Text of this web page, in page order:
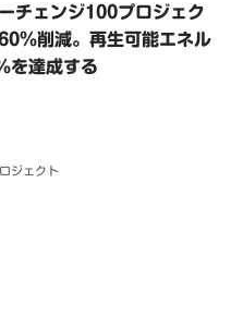
チェンジ100プロジェク
％削減。再生可能エネル
を達成する
ジェクト